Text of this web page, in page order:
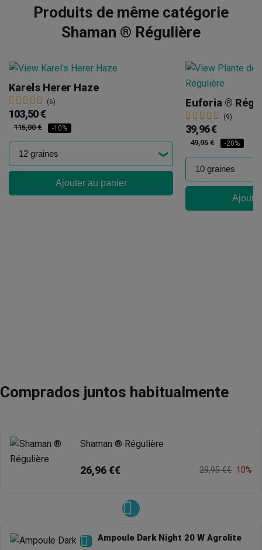
Produits de même catégorie
Shaman ® Régulière
Karels Herer Haze
(6)
103,50 €
115,00 € -10%
Ajouter au panier
Euforia ®
(9)
39,96 €
49,95 € -20%
Comprados juntos habitualmente
Shaman ® Régulière
26,96 €€ 29,95 €€ 10%
 Ampoule Dark Night 20 W Agrolite